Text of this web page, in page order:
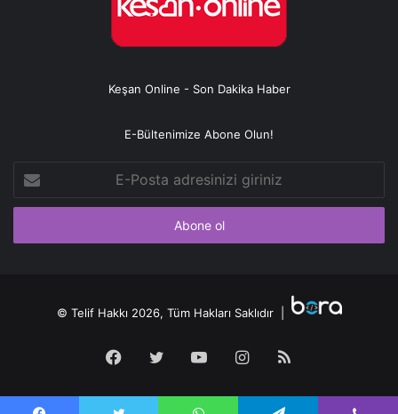
Keşan Online - Son Dakika Haber
E-Bültenimize Abone Olun!
Posta
adresinizi
© Telif Hakkı 2026, Tüm Hakları Saklıdır |
Facebook
TwitterYouTubeInstagram
RSS